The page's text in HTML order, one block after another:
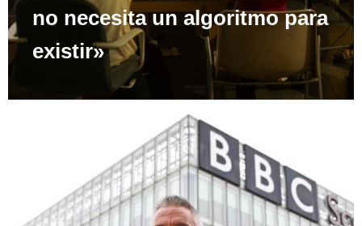
no necesita un algoritmo para
existir»